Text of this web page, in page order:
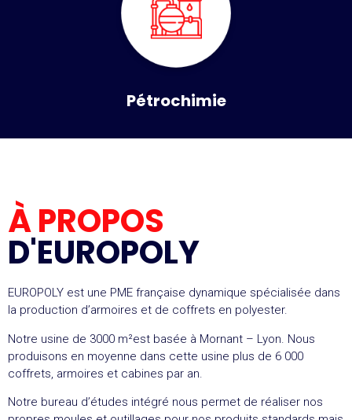
Pétrochimie
À PROPOS
D'EUROPOLY
EUROPOLY est une PME française dynamique spécialisée dans
la production d’armoires et de coffrets en polyester.
Notre usine de 3000 m²est basée à Mornant – Lyon. Nous
produisons en moyenne dans cette usine plus de 6 000
coffrets, armoires et cabines par an.
Notre bureau d’études intégré nous permet de réaliser nos